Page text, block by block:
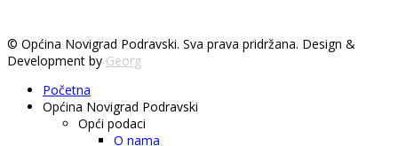
© Općina Novigrad Podravski. Sva prava pridržana. Design &
Development by Georg
Početna
Općina Novigrad Podravski
Opći podaci
O nama